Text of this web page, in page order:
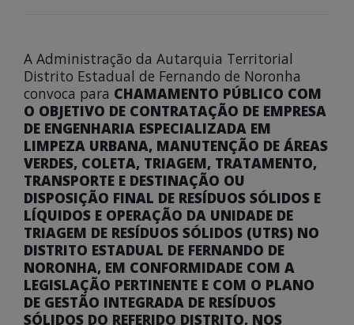
A Administração da Autarquia Territorial
Distrito Estadual de Fernando de Noronha
convoca para CHAMAMENTO PÚBLICO COM
O OBJETIVO DE CONTRATAÇÃO DE EMPRESA
DE ENGENHARIA ESPECIALIZADA EM
LIMPEZA URBANA, MANUTENÇÃO DE ÁREAS
VERDES, COLETA, TRIAGEM, TRATAMENTO,
TRANSPORTE E DESTINAÇÃO OU
DISPOSIÇÃO FINAL DE RESÍDUOS SÓLIDOS E
LÍQUIDOS E OPERAÇÃO DA UNIDADE DE
TRIAGEM DE RESÍDUOS SÓLIDOS (UTRS) NO
DISTRITO ESTADUAL DE FERNANDO DE
NORONHA, EM CONFORMIDADE COM A
LEGISLAÇÃO PERTINENTE E COM O PLANO
DE GESTÃO INTEGRADA DE RESÍDUOS
SÓLIDOS DO REFERIDO DISTRITO, NOS